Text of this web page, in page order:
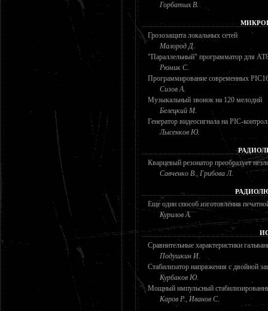
Горбатых В.
Грозозащита локальных сетей
Малород Д.
"Параллельный" программатор для
Рюмик С.
Программирование современных
Сизов А.
Музыкальный звонок на 120 мелодий
Белецкий М.
Генератор видеосигнала на PIC-
Лысенков Ю.
Кварцевый резонатор преобразует
Савченко В., Грибова Л.
Еще один способ изготовления
Курилов А.
Сравнительные характеристики
Подушкин И.
Стабилизатор напряжения с двойной
Курбаков Ю.
Мощный импульсный
Каров Р., Иванов С.